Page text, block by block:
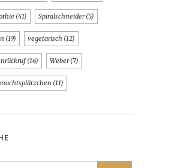
(41) Spiralschneider(5)
(19) vegetarisch (12)
(16) Weber(7)
(11)